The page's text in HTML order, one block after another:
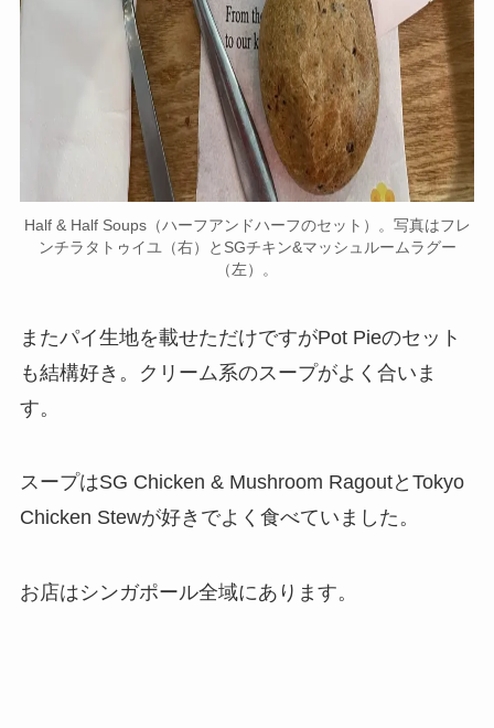
Half & Half Soups（ハーフアンドハーフのセット）。写真はフレ
ンチラタトゥイユ（右）とSGチキン&マッシュルームラグー
（左）。
またパイ生地を載せただけですがPot Pieのセット
も結構好き。クリーム系のスープがよく合いま
す。
スープはSG Chicken & Mushroom RagoutとTokyo
Chicken Stewが好きでよく食べていました。
お店はシンガポール全域にあります。